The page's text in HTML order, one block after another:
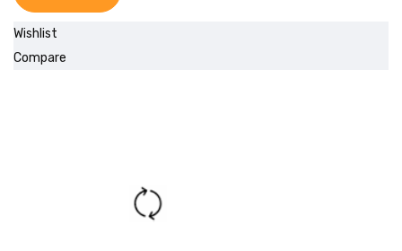
Wishlist
Compare